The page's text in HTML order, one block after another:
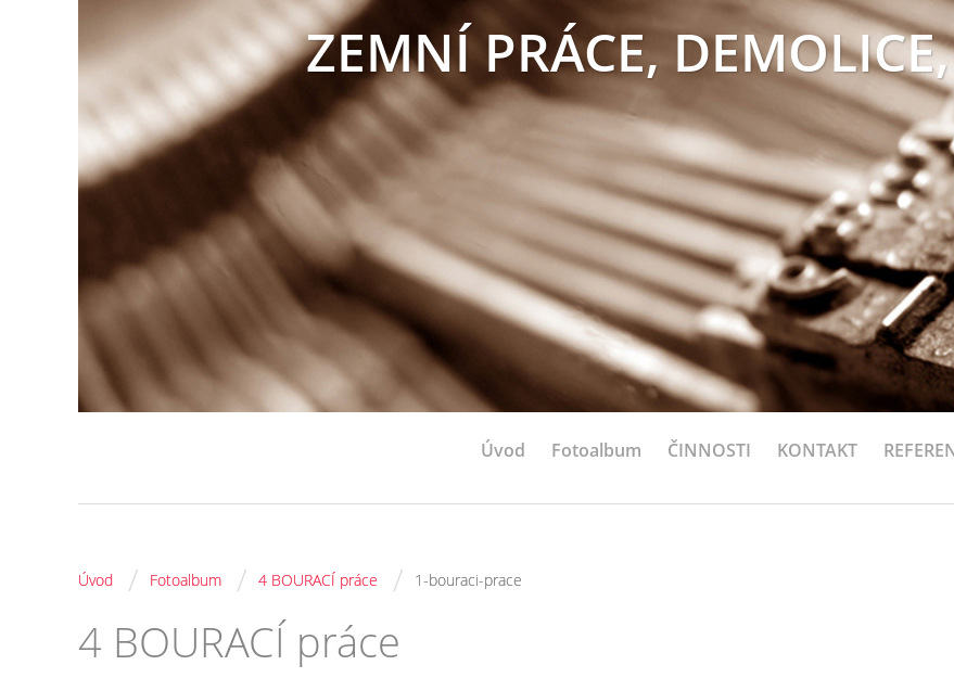
ZEMNÍ PRÁCE,
Úvod Fotoalbum ČINNOSTI KONTAKT
Úvod / Fotoalbum / 4 BOURACÍ práce / 1-bouraci-prace
4 BOURACÍ práce